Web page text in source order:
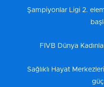
Şampiyonlar Ligi 2.
FIVB Dünya
Sağlıklı Hayat